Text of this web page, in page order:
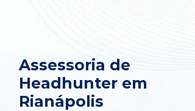
Assessoria de
Headhunter em
Rianápolis